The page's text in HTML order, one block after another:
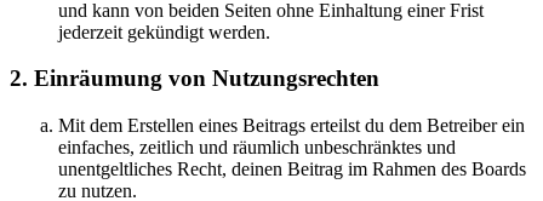
und kann von beiden Seiten ohne Einhaltung einer Frist
jederzeit gekündigt werden.
2. Einräumung von Nutzungsrechten
Mit dem Erstellen eines Beitrags erteilst du dem Betreiber ein
einfaches, zeitlich und räumlich unbeschränktes und
unentgeltliches Recht, deinen Beitrag im Rahmen des Boards
zu nutzen.